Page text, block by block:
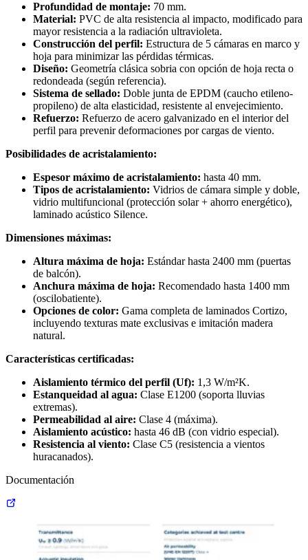
Profundidad de montaje: 70 mm.
Material: PVC de alta resistencia al impacto, modificado para
mayor resistencia a la radiación ultravioleta.
Construcción del perfil: Estructura de 5 cámaras en marco y
hoja para minimizar las pérdidas térmicas.
Diseño: Geometría clásica sobria con opción de hoja recta o
redondeada (según referencia).
Sistema de sellado: Doble junta de EPDM (caucho etileno-
propileno) de alta elasticidad, resistente al envejecimiento.
Refuerzo: Refuerzo de acero galvanizado en el interior del
perfil para prevenir deformaciones por cargas de viento.
Posibilidades de acristalamiento:
Espesor máximo de acristalamiento: hasta 40 mm.
Tipos de acristalamiento: Vidrios de cámara simple y doble,
vidrio multifuncional (protección solar + ahorro energético),
laminado acústico Silence.
Dimensiones máximas:
Altura máxima de hoja: Estándar hasta 2400 mm (puertas
de balcón).
Anchura máxima de hoja: Recomendado hasta 1400 mm
(oscilobatiente).
Opciones de color: Gama completa de laminados Cortizo,
incluyendo texturas mate exclusivas e imitación madera
natural.
Características certificadas:
Aislamiento térmico del perfil (Uf): 1,3 W/m²K.
Estanqueidad al agua: Clase E1200 (soporta lluvias
extremas).
Permeabilidad al aire: Clase 4 (máxima).
Aislamiento acústico: hasta 46 dB (con vidrio especial).
Resistencia al viento: Clase C5 (resistencia a vientos
huracanados).
Documentación